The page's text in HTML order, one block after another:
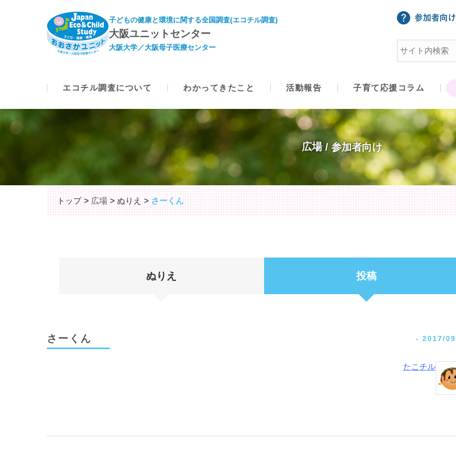
子どもの健康と環境に関する全国調査(エコチル調査)
大阪ユニットセンター
大阪大学／大阪母子医療センター
エコチル調査について わかってきたこと 活動報告 子育て応援コラム
広場
トップ 広場 ぬりえ さーくん
ぬりえ 投稿
さーくん - 2017/
たこチル